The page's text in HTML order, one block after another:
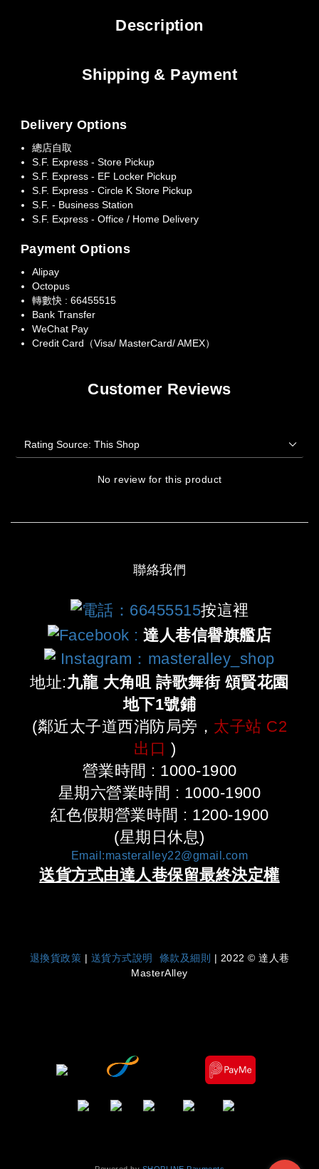
Description
Shipping & Payment
Delivery Options
總店自取
S.F. Express - Store Pickup
S.F. Express - EF Locker Pickup
S.F. Express - Circle K Store Pickup
S.F. - Business Station
S.F. Express - Office / Home Delivery
Payment Options
Alipay
Octopus
轉數快 : 66455515
Bank Transfer
WeChat Pay
Credit Card（Visa/ MasterCard/ AMEX）
Customer Reviews
No review for this product
聯絡我們
電話：66455515按這裡
Facebook :達人巷信譽旗艦店
Instagram：masteralley_shop
地址:九龍 大角咀 詩歌舞街 頌賢花園
地下1號鋪
(鄰近太子道西消防局旁， 太子站 C2
出口 )
營業時間 : 1000-1900
星期六營業時間 : 1000-1900
紅色假期營業時間 : 1200-1900
(星期日休息)
Email:masteralley22@gmail.com
送貨方式由達人巷保留最終決定權
退換貨政策 | 送貨方式說明 條款及細則
| 2022 © 達人巷
MasterAlley